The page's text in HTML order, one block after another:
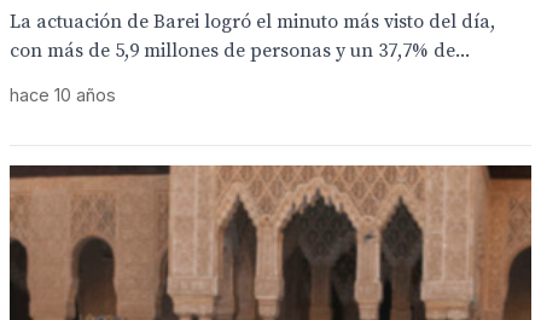
La actuación de Barei logró el minuto más visto del día,
con más de 5,9 millones de personas y un 37,7% de...
hace 10 años